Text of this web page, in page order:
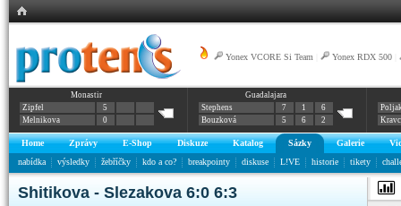
Yonex VCORE Si Team Yonex RDX 500
Monastir
Zipfel
5
Melnikova
0
Guadalajara
Stephens
7 1
6
Bouzková
5 6 2
Home Zprávy E-Shop Diskuze Katalog Sázky Galerie
nabídka
výsledky žebříčky kdo a co? breakpointy diskuse L!VE historie tikety
Shitikova - Slezakova 6:0 6:3